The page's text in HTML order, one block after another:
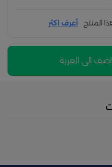
المنتج أعرف اكثر
اضف الى العربة